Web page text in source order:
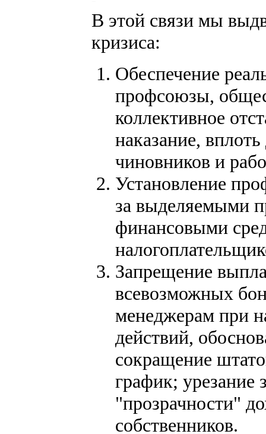
В этой связи мы
кризиса:
Обеспечение
профсоюзы,
коллективное
наказание,
чиновников и
Установление
за выделяемыми
финансовыми
Запрещение
всевозможных
менеджерам при
действий,
сокращение
график; урезание
"прозрачности"
собственников.